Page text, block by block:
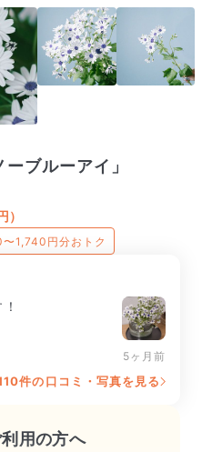
ブルーアイ」
）
1,740円分おトク
5ヶ月前
件の口コミ・写真を見る
用の方へ